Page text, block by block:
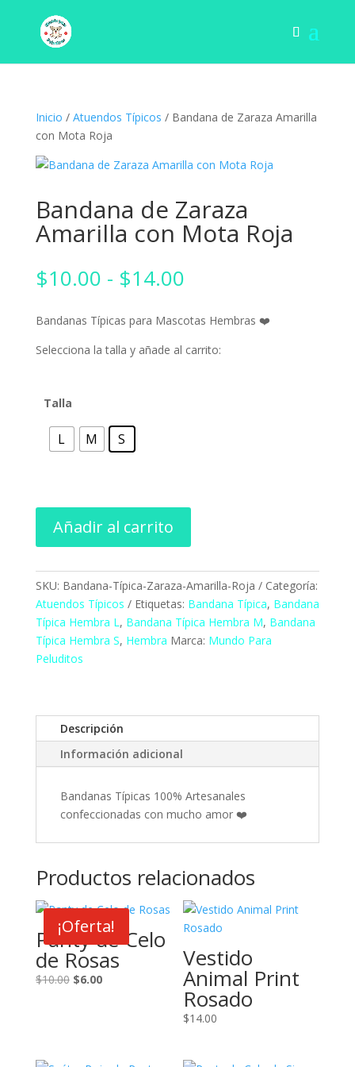
Inicio / Atuendos Típicos / Bandana de Zaraza Amarilla
con Mota Roja
Bandana de Zaraza
Amarilla con Mota Roja
$10.00 - $14.00Rango
precios:
desde
$10.00
Bandanas Típicas para Mascotas Hembras ❤️
Selecciona la talla y añade al carrito:
Talla
L M S
Añadir al carrito
SKU: Bandana-Típica-Zaraza-Amarilla-Roja
Categoría:
Atuendos Típicos
Etiquetas: Bandana Típica, Bandana
Típica Hembra L, Bandana Típica Hembra M, Bandana
Típica Hembra S, Hembra Marca: Mundo Para
Peluditos
Descripción
Información adicional
Bandanas Típicas 100% Artesanales
confeccionadas con mucho amor ❤️
Productos relacionados
¡Oferta!
Panty de Celo
de Rosas
$10.00 El
$6.00El
Vestido
Animal Print
Rosado
$14.00